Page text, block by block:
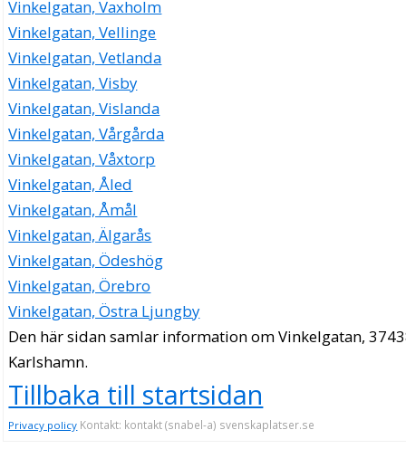
Vinkelgatan, Vaxholm
Vinkelgatan, Vellinge
Vinkelgatan, Vetlanda
Vinkelgatan, Visby
Vinkelgatan, Vislanda
Vinkelgatan, Vårgårda
Vinkelgatan, Våxtorp
Vinkelgatan, Åled
Vinkelgatan, Åmål
Vinkelgatan, Älgarås
Vinkelgatan, Ödeshög
Vinkelgatan, Örebro
Vinkelgatan, Östra Ljungby
Den här sidan samlar information om Vinkelgatan,
Karlshamn.
Tillbaka till startsidan
Privacy policy Kontakt: kontakt (snabel-a) svenskaplatser.se